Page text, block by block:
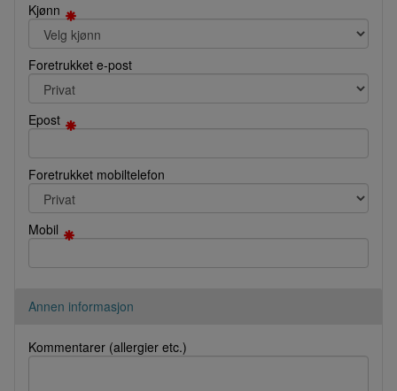
Kjønn
Foretrukket e-post
Epost
Foretrukket mobiltelefon
Mobil
Annen informasjon
Kommentarer (allergier etc.)